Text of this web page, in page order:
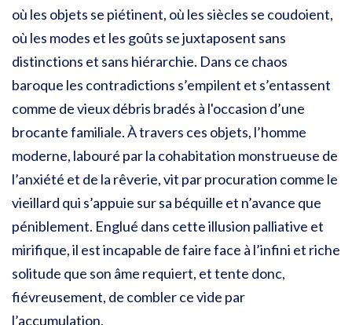
où les objets se piétinent, où les siècles se coudoient,
où les modes et les goûts se juxtaposent sans
distinctions et sans hiérarchie. Dans ce chaos
baroque les contradictions s’empilent et s’entassent
comme de vieux débris bradés à l'occasion d’une
brocante familiale. À travers ces objets, l’homme
moderne, labouré par la cohabitation monstrueuse de
l’anxiété et de la rêverie, vit par procuration comme le
vieillard qui s’appuie sur sa béquille et n’avance que
péniblement. Englué dans cette illusion palliative et
mirifique, il est incapable de faire face à l’infini et riche
solitude que son âme requiert, et tente donc,
fiévreusement, de combler ce vide par
l’accumulation.